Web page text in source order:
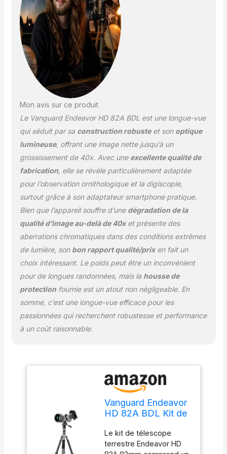
revêtement multicouche.
Imperméable et anti-
buée. Corps en
caoutchouc. Télescope
terrestre Endeavor HD
82A avec housse et
pare-soleil. Trépied Veo
Mon avis sur ce produit
Le Vanguard Endeavor HD 82A BDL est une longue-vue
qui séduit par sa construction robusteet son optique
lumineuse, offrant une image nette jusqu’à un
grossissement de 40x. Avec une excellente qualité de
fabrication, elle se révèle particulièrement adaptée
pour l’observation ornithologique et la digiscopie,
surtout grâce à son adaptateur smartphone pratique.
Bien que l’appareil souffre d’une dégradation de la
qualité d’image au-delà de 40xet présente des
aberrations chromatiques dans des conditions extrêmes
de lumière, son bon rapport qualité/prixen fait un
choix intéressant. Le poids peut être un inconvénient
pour de longues randonnées, mais la housse de
protection fournie est un atout non négligeable. En
somme, c’est une longue-vue efficace pour les
passionnées qui recherchent robustesse et performance
à un coût raisonnable.
Vanguard Endeavor
HD 82A BDL Kit de
82 mm
Le kit de télescope
terrestre Endeavor HD